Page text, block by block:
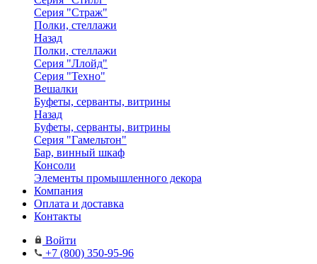
Серия "Страж"
Полки, стеллажи
Назад
Полки, стеллажи
Серия "Ллойд"
Серия "Техно"
Вешалки
Буфеты, серванты, витрины
Назад
Буфеты, серванты, витрины
Серия "Гамельтон"
Бар, винный шкаф
Консоли
Элементы промышленного декора
Компания
Оплата и доставка
Контакты
Войти
+7 (800) 350-95-96